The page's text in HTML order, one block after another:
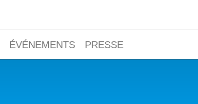
ÉVÉNEMENTS PRESSE